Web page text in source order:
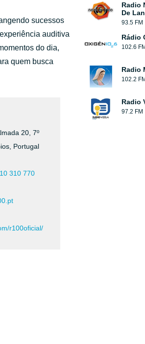
há 36 minutos
sucessos
auditiva
do dia,
quem busca
20, 7º
Portugal
310 770
r100oficial/
Radio
De
93.5 FM
Rádio
102.6 FM
Radio
102.2 FM
Radio
97.2 FM